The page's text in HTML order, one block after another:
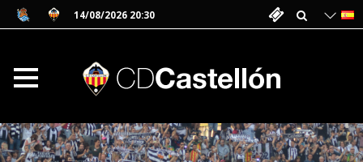
14/08/2026 20:30